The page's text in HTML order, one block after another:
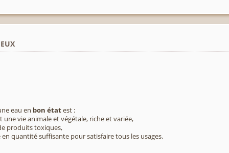
eau en bon étatest :
une vie animale et végétale, riche et variée,
produits toxiques,
quantité suffisante pour satisfaire tous les usages.